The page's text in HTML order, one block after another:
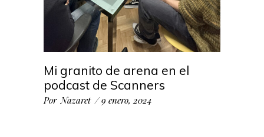
Mi granito de arena en el
podcast de Scanners
Por Nazaret 9 enero, 2024